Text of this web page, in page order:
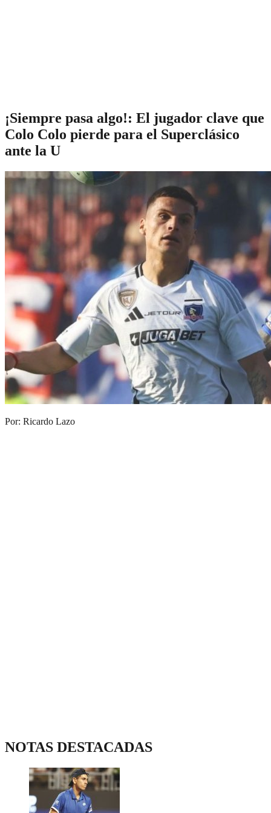
¡Siempre pasa algo!: El jugador clave que
Colo Colo pierde para el Superclásico
ante la U
Por: Ricardo Lazo
NOTAS DESTACADAS